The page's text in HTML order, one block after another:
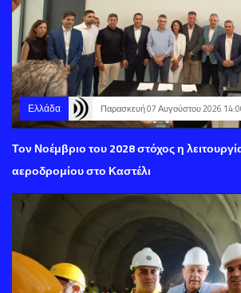
Ελλάδα Παρασκευή 07 Αυγούστου 2026
Τον Νοέμβριο του 2028 στόχος η
αεροδρομίου στο Καστέλι